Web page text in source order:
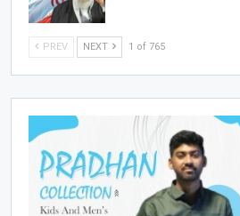
PREV NEXT 1 of 765